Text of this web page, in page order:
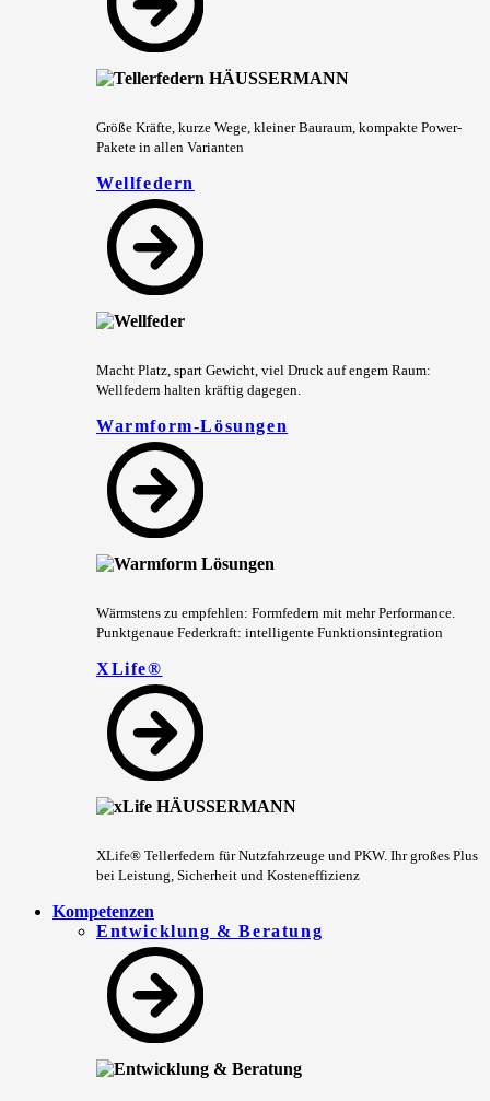
Größe Kräfte, kurze Wege, kleiner Bauraum, kompakte Power-
Pakete in allen Varianten
Wellfedern
Macht Platz, spart Gewicht, viel Druck auf engem Raum:
Wellfedern halten kräftig dagegen.
Warmform-Lösungen
Wärmstens zu empfehlen: Formfedern mit mehr Performance.
Punktgenaue Federkraft: intelligente Funktionsintegration
XLife®
XLife® Tellerfedern für Nutzfahrzeuge und PKW. Ihr großes Plus
bei Leistung, Sicherheit und Kosteneffizienz
Kompetenzen
Entwicklung & Beratung